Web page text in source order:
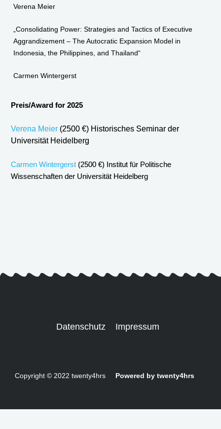
Verena Meier
„Consolidating Power: Strategies and Tactics of Executive
Aggrandizement – The Autocratic Expansion Model in
Indonesia, the Philippines, and Thailand“
Carmen Wintergerst
Preis/Award for 2025
Verena Meier (2500 €) Historisches Seminar der
Universität Heidelberg
Carmen Wintergerst (2500 €) Institut für Politische
Wissenschaften der Universität Heidelberg
Datenschutz Impressum
Copyright © 2022 twenty4hrs Powered by twenty4hrs